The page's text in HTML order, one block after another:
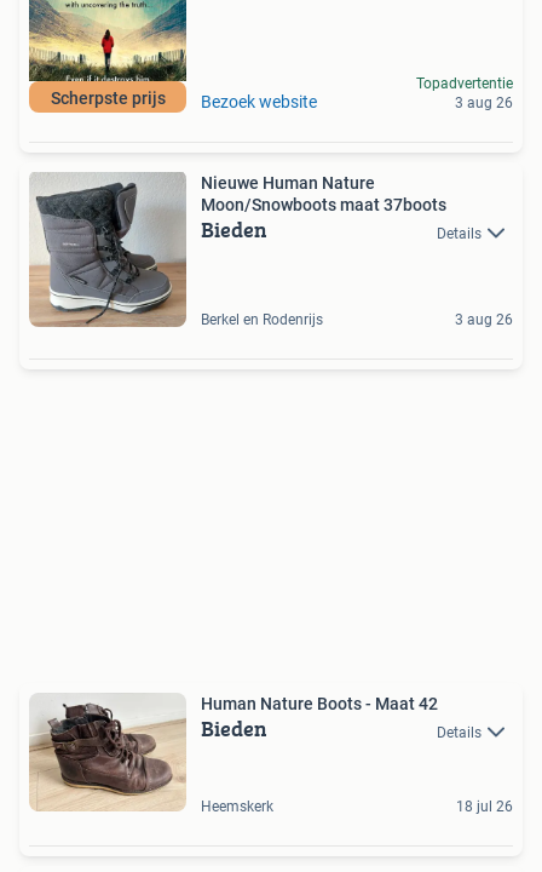
Scherpste prijs Bezoek website
Topadvertentie
3 aug 26
Nieuwe Human Nature
Moon/Snowboots maat 37boots
Bieden Details
Berkel en Rodenrijs 3 aug 26
Human Nature Boots - Maat 42
Bieden Details
Heemskerk 18 jul 26